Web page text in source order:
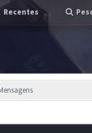
Recentes